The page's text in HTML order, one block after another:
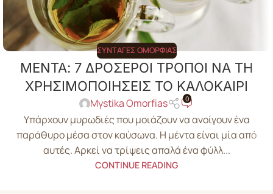
ΣΥΝΤΑΓΈΣ ΟΜΟΡΦΙΆΣ
ΜΕΝΤΑ: 7 ΔΡΟΣΕΡΟΙ ΤΡΟΠΟΙ ΝΑ ΤΗ
ΧΡΗΣΙΜΟΠΟΙΗΣΕΙΣ ΤΟ ΚΑΛΟΚΑΙΡΙ
Mystika Omorfias 0
Υπάρχουν μυρωδιές που μοιάζουν να ανοίγουν ένα
παράθυρο μέσα στον καύσωνα. Η μέντα είναι μία από
αυτές. Αρκεί να τρίψεις απαλά ένα φύλλ...
CONTINUE READING